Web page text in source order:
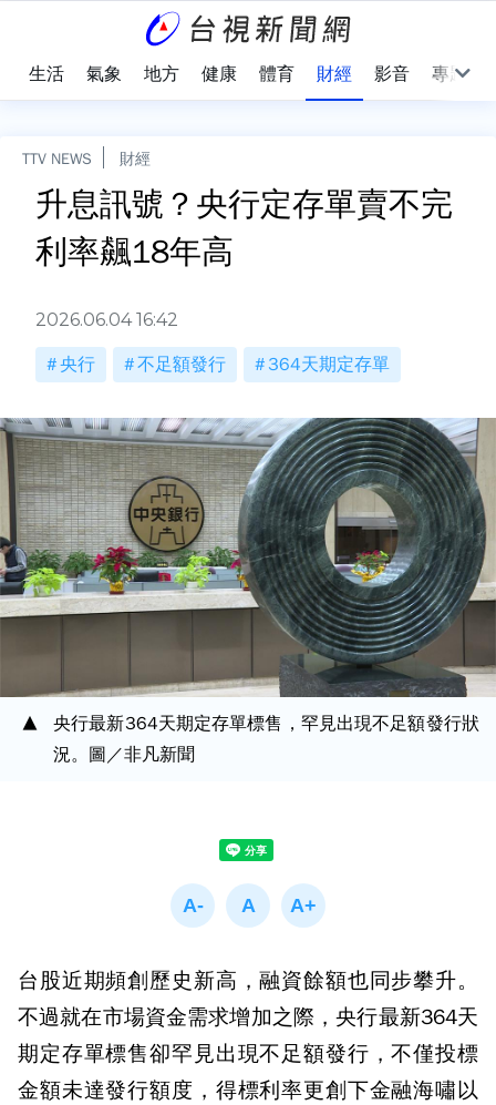
生活 氣象 地方 健康 體育 財經 影音 專題
TTV NEWS 財經
升息訊號？央行定存單賣不完
利率飆18年高
2026.06.04 16:42
央行 不足額發行 364天期定存單
央行最新364天期定存單標售，罕見出現不足額發行狀
況。圖／非凡新聞
台股近期頻創歷史新高，融資餘額也同步攀升。
不過就在市場資金需求增加之際，央行最新364天
期定存單標售卻罕見出現不足額發行，不僅投標
金額未達發行額度，得標利率更創下金融海嘯以